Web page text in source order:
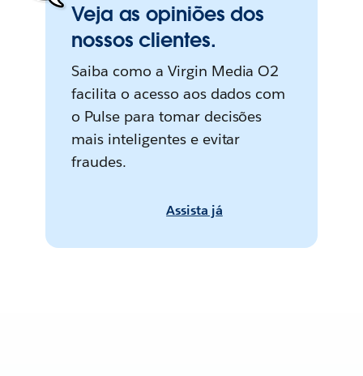
Veja as opiniões dos
nossos clientes.
Saiba como a Virgin Media O2
facilita o acesso aos dados com
o Pulse para tomar decisões
mais inteligentes e evitar
fraudes.
Assista já